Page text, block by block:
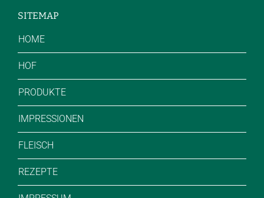
SITEMAP
HOME
HOF
PRODUKTE
IMPRESSIONEN
FLEISCH
REZEPTE